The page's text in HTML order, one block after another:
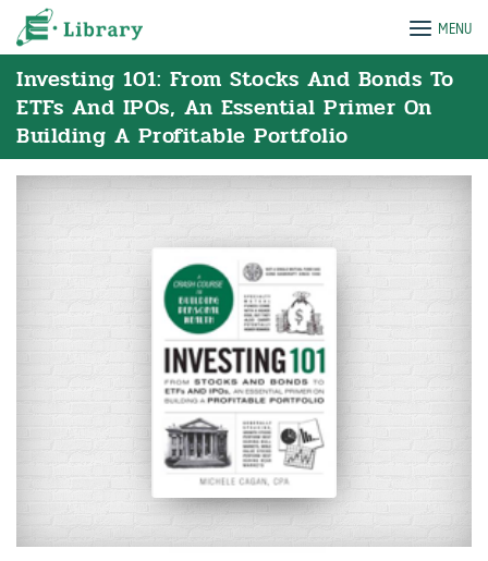
Skip
e-Library MENU
Investing 101: From Stocks And Bonds To
ETFs And IPOs, An Essential Primer On
Building A Profitable Portfolio